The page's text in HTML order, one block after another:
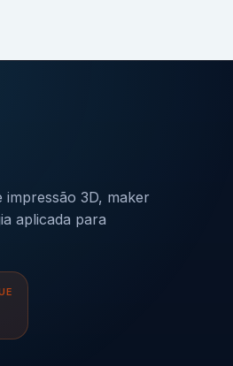
3D, maker
aplicada para